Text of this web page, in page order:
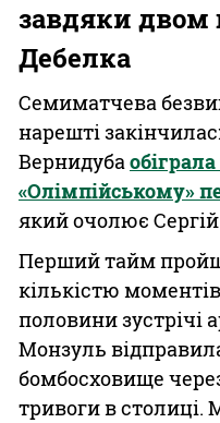
завдяки двом
Дебелка
Семиматчева
нарешті
Вернидуба
«Олімпійському»
який очолює
Перший тайм
кількістю
половини зустрічі
Монзуль
бомбосховище
тривоги в столиці.